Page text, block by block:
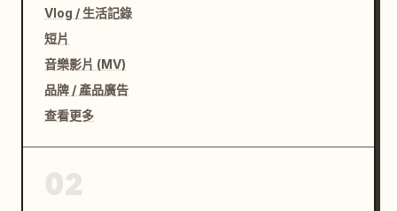
Vlog / 生活記錄
短片
音樂影片 (MV)
品牌 / 產品廣告
查看更多